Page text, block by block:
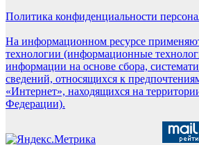
Политика конфиденциальности
На информационном ресурсе
технологии (информационные
информации на основе сбора,
сведений, относящихся к
«Интернет», находящихся на
Федерации).